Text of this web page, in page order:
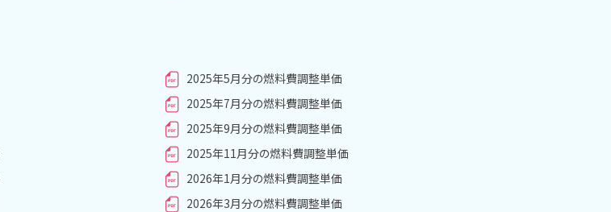
2025年5月分の燃料費調整単価
2025年7月分の燃料費調整単価
2025年9月分の燃料費調整単価
2025年11月分の燃料費調整単価
2026年1月分の燃料費調整単価
2026年3月分の燃料費調整単価